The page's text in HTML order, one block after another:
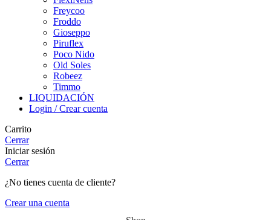
Freycoo
Froddo
Gioseppo
Piruflex
Poco Nido
Old Soles
Robeez
Timmo
LIQUIDACIÓN
Login / Crear cuenta
Carrito
Cerrar
Iniciar sesión
Cerrar
¿No tienes cuenta de cliente?
Crear una cuenta